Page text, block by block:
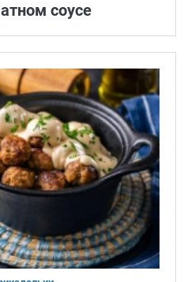
соусе